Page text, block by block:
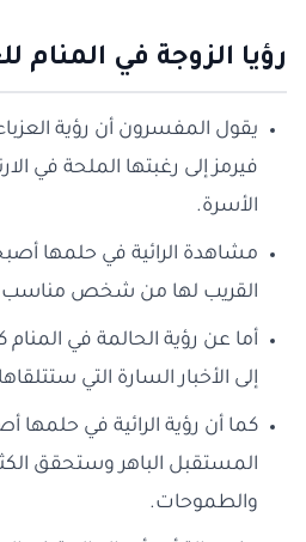
رؤيا الزوجة في المنام
يقول المفسرون أن رؤية
فيرمز إلى رغبتها الملحة في
الأسرة.
مشاهدة الرائية في حلمها
القريب لها من شخص مناسب
أما عن رؤية الحالمة في
إلى الأخبار السارة التي
كما أن رؤية الرائية في حلمها
المستقبل الباهر وستحقق
والطموحات.